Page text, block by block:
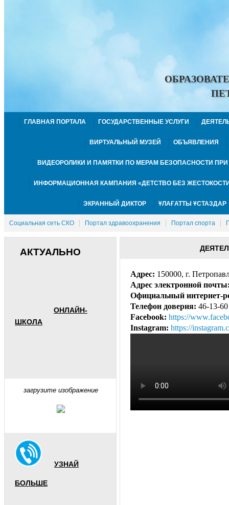
ГЛАВНАЯ ПОРТАЛА ГОСУДАРСТВЕННЫЕ УСЛУГИ
ВИРТУАЛЬНЫЙ МУЗЕЙ ОБЪЯВЛЕНИЯ
ВИДЕОРОЛИКИ И ПАМЯТКИ ПО МЕРАМ БЕЗОПАСНОСТИ
ИНФОРМАЦИОННАЯ КАМПАНИЯ «ДЕТСТВО БЕЗ
ЭКРАННЫЙ ДИКТОР ҰЛАҒАТТЫ ҰСТАЗДАР
Социальная сеть СКО Портал здравоохранения Портал спорта
АКТУАЛЬНО
ОНЛАЙН-
ШКОЛА
загрузите изображение
УЗНАЙ
БОЛЬШЕ
Адрес: 150000, г.
Адрес электронной
Официальный интернет-
Телефон доверия: 46-13-60
Facebook: https://
Instagram: https://